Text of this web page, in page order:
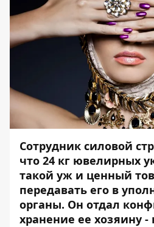
Сотрудник силовой
что 24 кг ювелирных
такой уж и ценный
передавать его в
органы. Он отдал
хранение ее хозяину